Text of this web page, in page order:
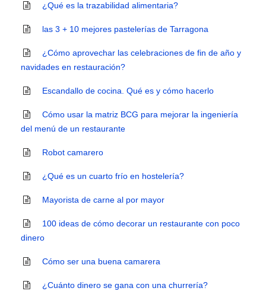
¿Qué es la trazabilidad alimentaria?
las 3 + 10 mejores pastelerías de Tarragona
¿Cómo aprovechar las celebraciones de fin de año y
navidades en restauración?
Escandallo de cocina. Qué es y cómo hacerlo
Cómo usar la matriz BCG para mejorar la ingeniería
del menú de un restaurante
Robot camarero
¿Qué es un cuarto frío en hostelería?
Mayorista de carne al por mayor
100 ideas de cómo decorar un restaurante con poco
dinero
Cómo ser una buena camarera
¿Cuánto dinero se gana con una churrería?